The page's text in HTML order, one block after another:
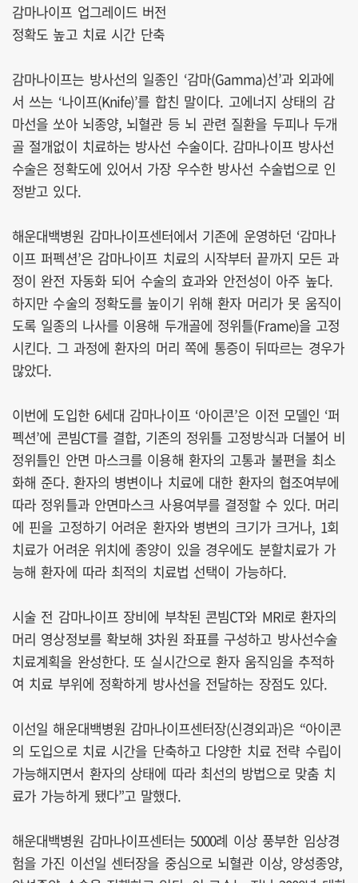
감마나이프 업그레이드 버전
정확도 높고 치료 시간 단축
감마나이프는 방사선의 일종인 ‘감마(Gamma)선’과 외과에
서 쓰는 ‘나이프(Knife)’를 합친 말이다. 고에너지 상태의 감
마선을 쏘아 뇌종양, 뇌혈관 등 뇌 관련 질환을 두피나 두개
골 절개없이 치료하는 방사선 수술이다. 감마나이프 방사선
수술은 정확도에 있어서 가장 우수한 방사선 수술법으로 인
정받고 있다.
해운대백병원 감마나이프센터에서 기존에 운영하던 ‘감마나
이프 퍼펙션’은 감마나이프 치료의 시작부터 끝까지 모든 과
정이 완전 자동화 되어 수술의 효과와 안전성이 아주 높다.
하지만 수술의 정확도를 높이기 위해 환자 머리가 못 움직이
도록 일종의 나사를 이용해 두개골에 정위틀(Frame)을 고정
시킨다. 그 과정에 환자의 머리 쪽에 통증이 뒤따르는 경우가
많았다.
이번에 도입한 6세대 감마나이프 ‘아이콘’은 이전 모델인 ‘퍼
펙션’에 콘빔CT를 결합, 기존의 정위틀 고정방식과 더불어 비
정위틀인 안면 마스크를 이용해 환자의 고통과 불편을 최소
화해 준다. 환자의 병변이나 치료에 대한 환자의 협조여부에
따라 정위틀과 안면마스크 사용여부를 결정할 수 있다. 머리
에 핀을 고정하기 어려운 환자와 병변의 크기가 크거나, 1회
치료가 어려운 위치에 종양이 있을 경우에도 분할치료가 가
능해 환자에 따라 최적의 치료법 선택이 가능하다.
시술 전 감마나이프 장비에 부착된 콘빔CT와 MRI로 환자의
머리 영상정보를 확보해 3차원 좌표를 구성하고 방사선수술
치료계획을 완성한다. 또 실시간으로 환자 움직임을 추적하
여 치료 부위에 정확하게 방사선을 전달하는 장점도 있다.
이선일 해운대백병원 감마나이프센터장(신경외과)은 “아이콘
의 도입으로 치료 시간을 단축하고 다양한 치료 전략 수립이
가능해지면서 환자의 상태에 따라 최선의 방법으로 맞춤 치
료가 가능하게 됐다”고 말했다.
해운대백병원 감마나이프센터는 5000례 이상 풍부한 임상경
험을 가진 이선일 센터장을 중심으로 뇌혈관 이상, 양성종양,